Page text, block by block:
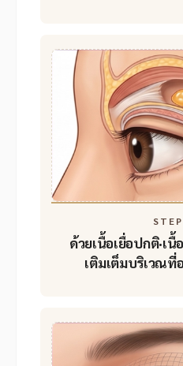
ด้วยเนื้อเยื่อปกติ·เ
เติมเต็มบริเวณที่